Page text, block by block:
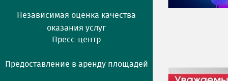
Независимая оценка качества
оказания услуг
Пресс-центр
Предоставление в аренду площадей